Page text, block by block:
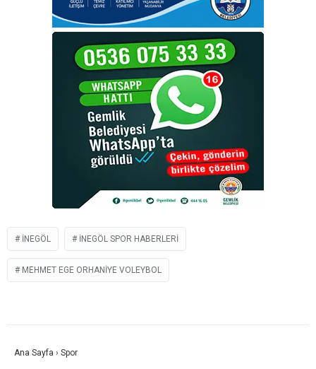
İNEGÖL İNEGÖL SPOR HABERLERI
MEHMET EGE ORHANIYE VOLEYBOL
Ana Sayfa › Spor